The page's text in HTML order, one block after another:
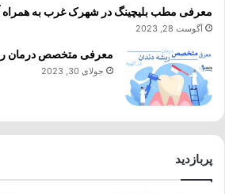
معرفی مطب بلیچینگ در شهرک غرب به
آگوست 28, 2023
معرفی متخصص درمان
جولای 30, 2023
پربازدید